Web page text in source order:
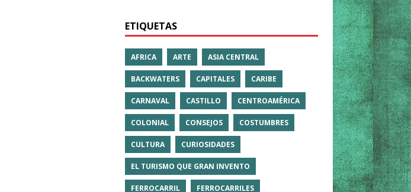
ETIQUETAS
AFRICA ARTE ASIA CENTRAL
BACKWATERS CAPITALES CARIBE
CARNAVAL CASTILLO CENTROAMÉRICA
COLONIAL CONSEJOS COSTUMBRES
CULTURA CURIOSIDADES
EL TURISMO QUE GRAN INVENTO
FERROCARRIL FERROCARRILES